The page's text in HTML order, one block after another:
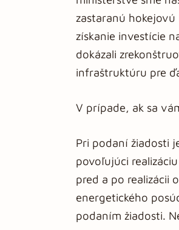
zastaranú
získanie investície
dokázali
infraštruktúru pre
V prípade, ak sa
Pri podaní žiadosti
povoľujúci
pred a po realizácii
energetického
podaním žiadosti.